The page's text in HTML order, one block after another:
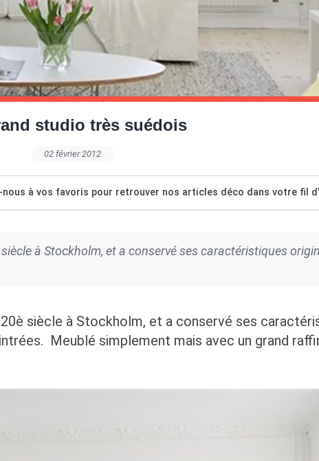
studio très suédois
02 février 2012
à vos favoris pour retrouver nos articles déco dans votre fil
à Stockholm, et a conservé ses caractéristiques
siècle à Stockholm, et a conservé ses
Meublé simplement mais avec un grand